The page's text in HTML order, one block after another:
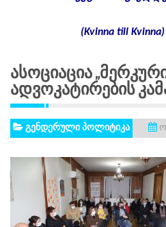
(Kvinna till Kvinna)
Ასოციაცია
Ადვოკატირების
გენდერული პოლიტიკა